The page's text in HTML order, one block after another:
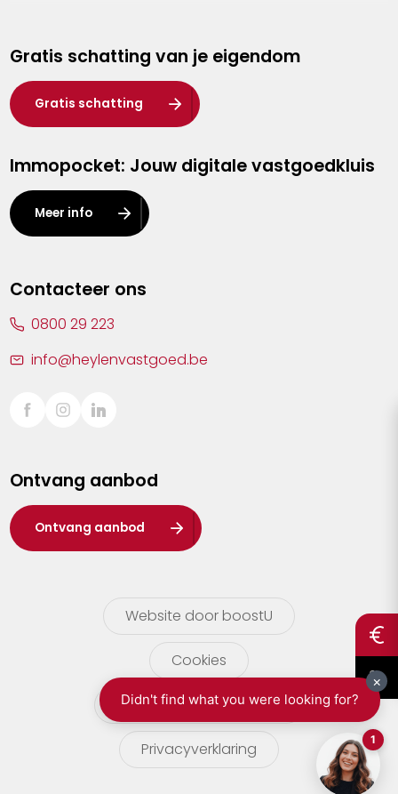
Hasselt
Heist-op-den-Berg
Herentals
Kalmthout
Leuven
Lier
Sint-Truiden
Waasland
Wuustwezel
Zoersel
Gratis schatting van je eigendom
Gratis schatting
Immopocket: Jouw digitale vastgoedkluis
Meer info
Contacteer ons
0800 29 223
info@heylenvastgoed.be
Ontvang aanbod
Ontvang aanbod
Website door boostU
Cookies
gebruikersvoorwaarden
Privacyverklaring